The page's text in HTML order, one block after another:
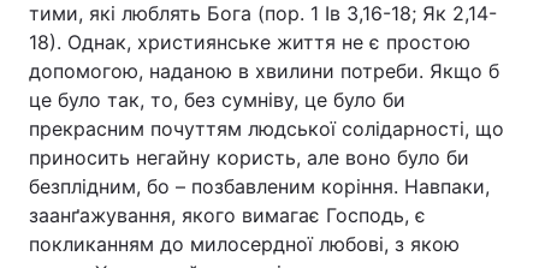
тими, які люблять Бога (пор. 1 Ів 3,16-18; Як 2,14-
18). Однак, християнське життя не є простою
допомогою, наданою в хвилини потреби. Якщо б
це було так, то, без сумніву, це було би
прекрасним почуттям людської солідарності, що
приносить негайну користь, але воно було би
безплідним, бо – позбавленим коріння. Навпаки,
заанґажування, якого вимагає Господь, є
покликанням до милосердної любові, з якою